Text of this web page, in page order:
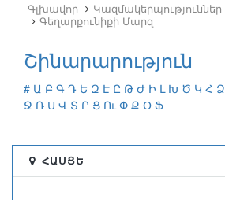
Գլխավոր Կազմակերպություններ
Գեղարքունիքի Մարզ
Շինարարություն
# Ա Բ Գ Դ Ե Զ Է Ը Թ Ժ Ի Լ Խ Ծ Կ Հ Ձ
Ջ Ռ Ս Վ Տ Ր Ց Ու Փ Ք Օ Ֆ
ՀԱՍՑԵ